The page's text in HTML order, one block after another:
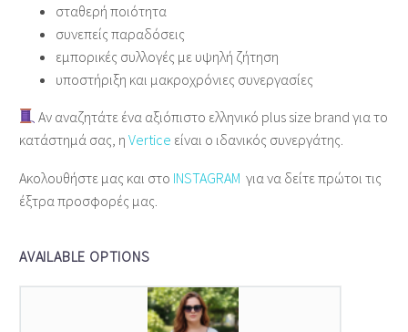
σταθερή ποιότητα
συνεπείς παραδόσεις
εμπορικές συλλογές με υψηλή ζήτηση
υποστήριξη και μακροχρόνιες συνεργασίες
Αν αναζητάτε ένα αξιόπιστο ελληνικό plus size brand για το
κατάστημά σας, η Vertice είναι ο ιδανικός συνεργάτης.
Ακολουθήστε μας και στο INSTAGRAM για να δείτε πρώτοι τις
έξτρα προσφορές μας.
AVAILABLE OPTIONS